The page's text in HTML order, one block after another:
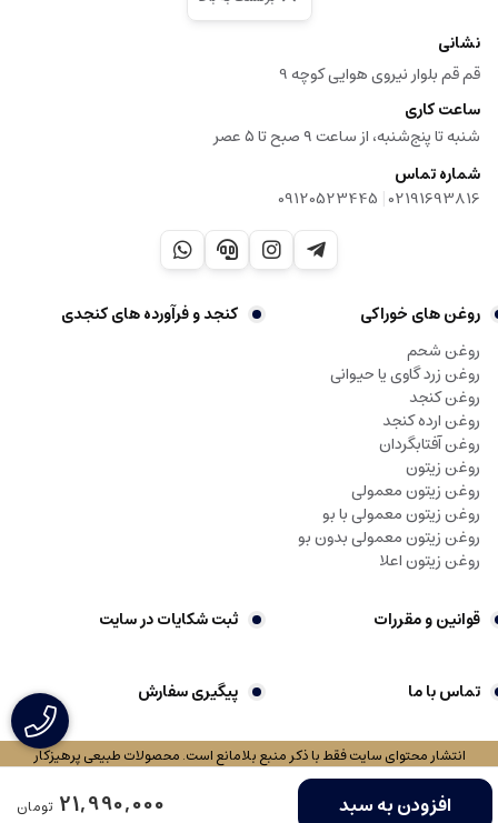
افزودن به سبد 21,990,000 تومان
نشانی
قم قم بلوار نیروی هوایی کوچه 9
ساعت کاری
شنبه تا پنج‌شنبه، از ساعت ۹ صبح تا ۵ عصر
شماره تماس
02191693816
|
09120523445
روغن های خوراکی
روغن شحم
روغن زرد گاوی یا حیوانی
روغن کنجد
روغن ارده کنجد
روغن آفتابگردان
روغن زیتون
روغن زیتون معمولی
روغن زیتون معمولی با بو
روغن زیتون معمولی بدون بو
روغن زیتون اعلا
کنجد و فرآورده های کنجدی
قوانین و مقررات ثبت شکایات در سایت
تماس با ما پیگیری سفارش
انتشار محتوای سایت فقط با ذکر منبع بلامانع است. محصولات طبیعی پرهیزکار
فروشگاه ساخته شده با شاپفا